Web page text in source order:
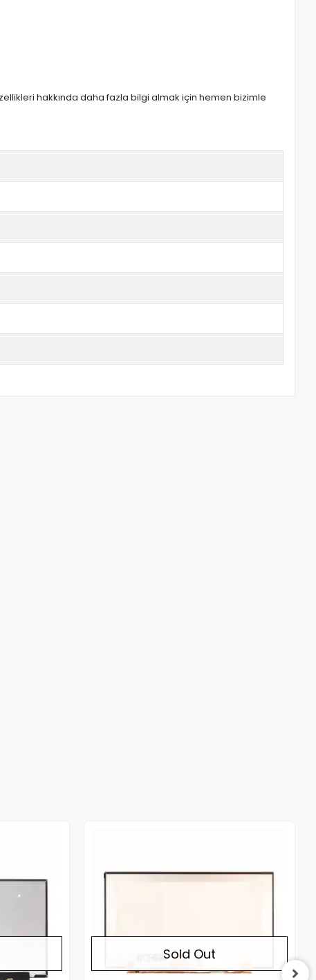
hakkında daha fazla bilgi almak için hemen bizimle
Sold Out